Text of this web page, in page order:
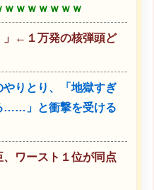
ｗｗｗｗｗｗ
」←１万発の核弾頭ど
りとり、「地獄すぎ
……」と衝撃を受ける
ワースト１位が同点